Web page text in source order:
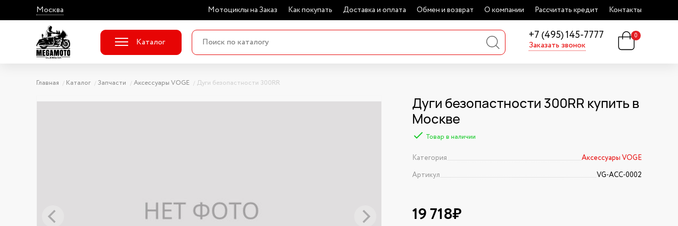
Москва Мотоциклы на Заказ Как покупать Доставка и оплата Обмен и возврат О компании Рассчитать кредит Контакты
+7 (495) 145-7777
Заказать звонок
Каталог
0
Главная Каталог Запчасти Аксессуары VOGE Дуги безопастности 300RR
Дуги безопастности 300RR купить в
Москве
Товар в наличии
Категория
Аксессуары VOGE
Артикул
VG-ACC-0002
19 718₽